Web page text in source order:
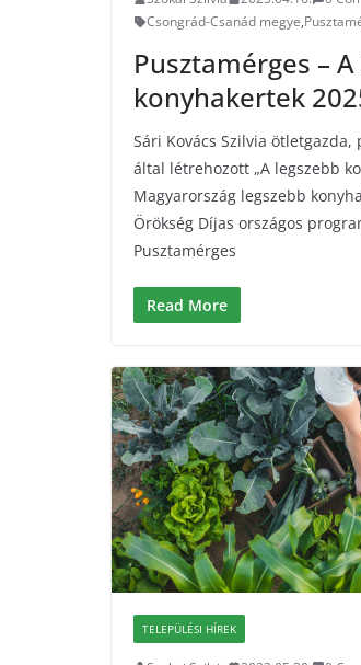
Csongrád-Csanád megye,
Pusztamérges –
konyhakertek
Sári Kovács Szilvia
által létrehozott „A legszebb
Magyarország legszebb
Örökség Díjas országos
Pusztamérges
Read More
TELEPÜLÉSI HÍREK